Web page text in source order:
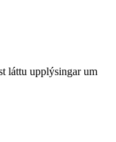
láttu upplýsingar um